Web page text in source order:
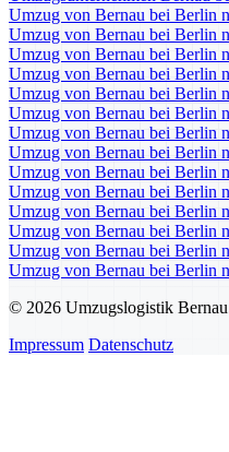
Umzug von Bernau bei Berlin
Umzug von Bernau bei Berlin
Umzug von Bernau bei Berlin
Umzug von Bernau bei Berlin
Umzug von Bernau bei Berlin
Umzug von Bernau bei Berlin
Umzug von Bernau bei Berlin
Umzug von Bernau bei Berlin
Umzug von Bernau bei Berlin
Umzug von Bernau bei Berlin
Umzug von Bernau bei Berlin
Umzug von Bernau bei Berlin
Umzug von Bernau bei Berlin
Umzug von Bernau bei Berlin
© 2026 Umzugslogistik
Impressum Datenschutz